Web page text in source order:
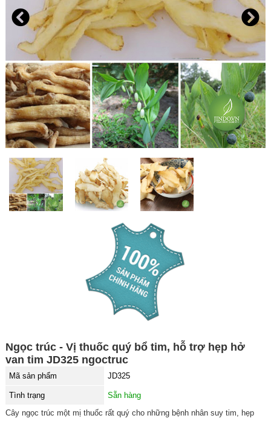
Ngọc trúc - Vị thuốc quý bổ tim, hỗ trợ hẹp hở
van tim JD325 ngoctruc
Mã sản phẩm JD325
Tình trạng
Sẵn hàng
Cây ngọc trúc một mị thuốc rất quý cho những bệnh nhân suy tim, hẹp